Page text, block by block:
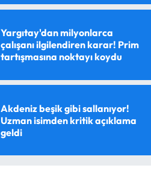
Yargıtay'dan milyonlarca
çalışanı ilgilendiren karar! Prim
tartışmasına noktayı koydu
Akdeniz beşik gibi sallanıyor!
Uzman isimden kritik açıklama
geldi